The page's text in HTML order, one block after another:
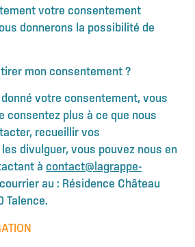
votre consentement
donnerons la possibilité de
mon consentement ?
votre consentement, vous
consentez plus à ce que nous
recueillir vos
divulguer, vous pouvez nous en
à contact@lagrappe-
au : Résidence Château
Talence.